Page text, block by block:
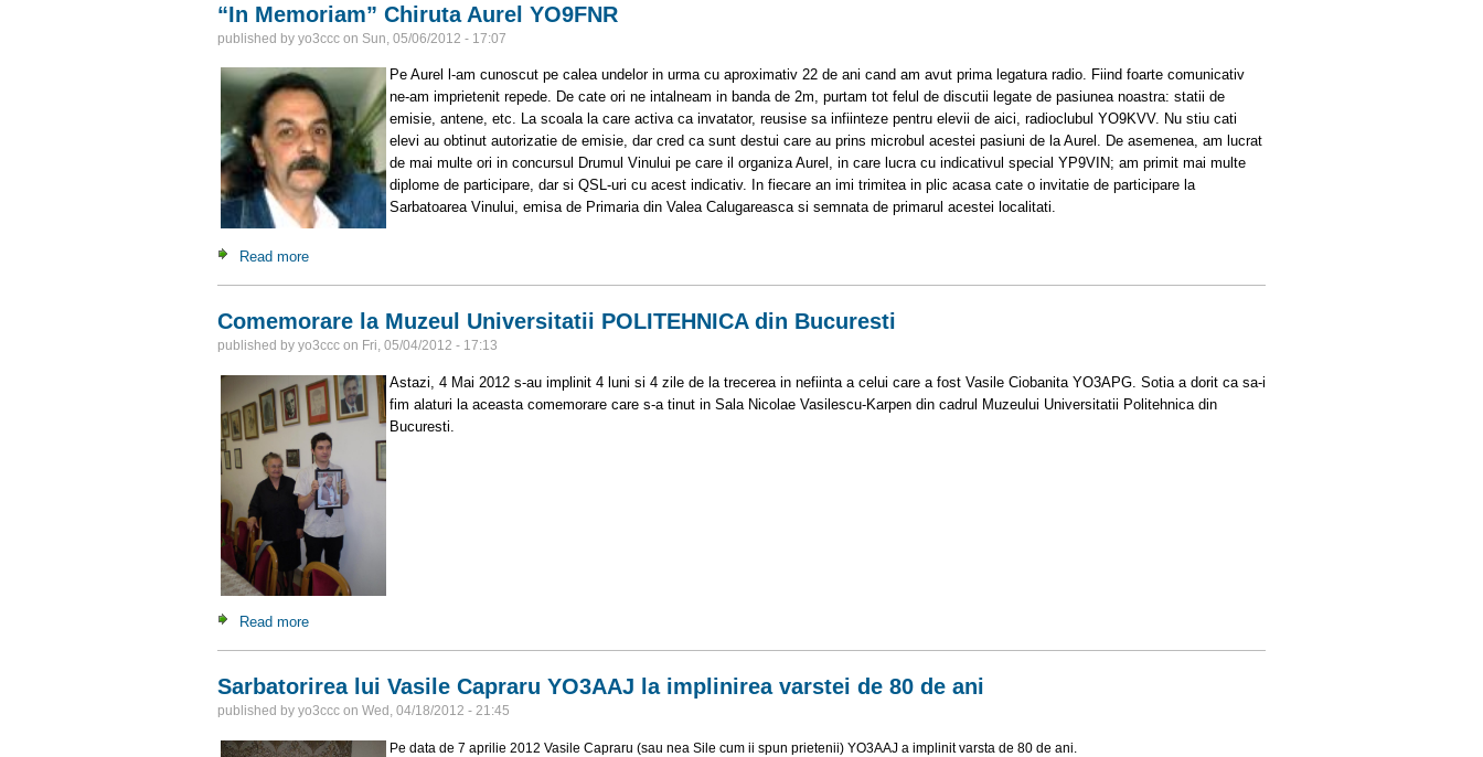
“In Memoriam” Chiruta Aurel YO9FNR
published by yo3ccc on Sun, 05/06/2012 - 17:07
Pe Aurel l-am cunoscut pe calea undelor in urma cu aproximativ 22 de ani cand am avut prima legatura radio. Fiind foarte comunicativ
ne-am imprietenit repede. De cate ori ne intalneam in banda de 2m, purtam tot felul de discutii legate de pasiunea noastra: statii de
emisie, antene, etc. La scoala la care activa ca invatator, reusise sa infiinteze pentru elevii de aici, radioclubul YO9KVV. Nu stiu cati
elevi au obtinut autorizatie de emisie, dar cred ca sunt destui care au prins microbul acestei pasiuni de la Aurel. De asemenea, am lucrat
de mai multe ori in concursul Drumul Vinului pe care il organiza Aurel, in care lucra cu indicativul special YP9VIN; am primit mai multe
diplome de participare, dar si QSL-uri cu acest indicativ. In fiecare an imi trimitea in plic acasa cate o invitatie de participare la
Sarbatoarea Vinului, emisa de Primaria din Valea Calugareasca si semnata de primarul acestei localitati.
Read more
Comemorare la Muzeul Universitatii POLITEHNICA din Bucuresti
published by yo3ccc on Fri, 05/04/2012 - 17:13
Astazi, 4 Mai 2012 s-au implinit 4 luni si 4 zile de la trecerea in nefiinta a celui care a fost Vasile Ciobanita YO3APG. Sotia a dorit ca sa-i
fim alaturi la aceasta comemorare care s-a tinut in Sala Nicolae Vasilescu-Karpen din cadrul Muzeului Universitatii Politehnica din
Bucuresti.
Read more
Sarbatorirea lui Vasile Capraru YO3AAJ la implinirea varstei de 80 de ani
published by yo3ccc on Wed, 04/18/2012 - 21:45
Pe data de 7 aprilie 2012 Vasile Capraru (sau nea Sile cum ii spun prietenii) YO3AAJ a implinit varsta de 80 de ani.